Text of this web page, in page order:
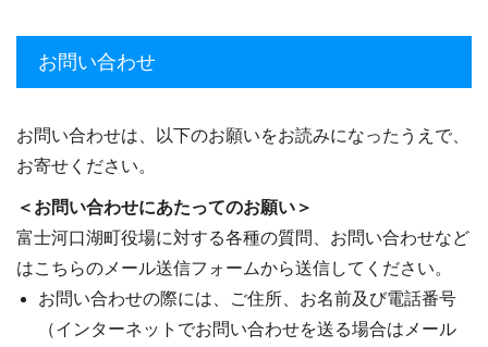
お問い合わせ
お問い合わせは、以下のお願いをお読みになったうえで、
お寄せください。
＜お問い合わせにあたってのお願い＞
富士河口湖町役場に対する各種の質問、お問い合わせなど
はこちらのメール送信フォームから送信してください。
お問い合わせの際には、ご住所、お名前及び電話番号
（インターネットでお問い合わせを送る場合はメール